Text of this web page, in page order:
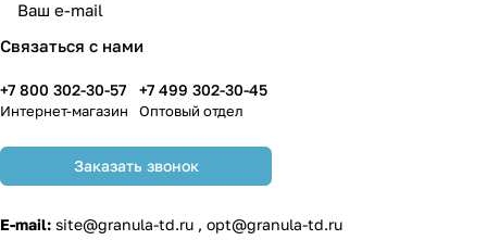
Связаться с нами
+7 800 302-30-57
Интернет-магазин
+7 499 302-30-45
Оптовый отдел
Заказать звонок
E-mail: site@granula-td.ru , opt@granula-td.ru